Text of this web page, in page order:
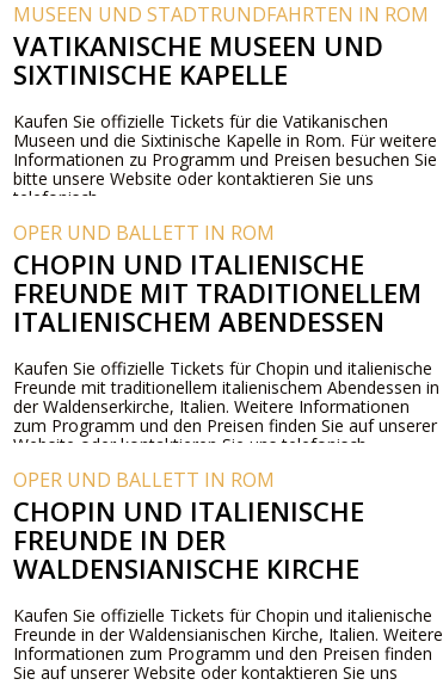
MUSEEN UND STADTRUNDFAHRTEN IN ROM
VATIKANISCHE MUSEEN UND
SIXTINISCHE KAPELLE
Kaufen Sie offizielle Tickets für die Vatikanischen
Museen und die Sixtinische Kapelle in Rom. Für weitere
Informationen zu Programm und Preisen besuchen Sie
bitte unsere Website oder kontaktieren Sie uns
telefonisch.
OPER UND BALLETT IN ROM
CHOPIN UND ITALIENISCHE
FREUNDE MIT TRADITIONELLEM
ITALIENISCHEM ABENDESSEN
Kaufen Sie offizielle Tickets für Chopin und italienische
Freunde mit traditionellem italienischem Abendessen in
der Waldenserkirche, Italien. Weitere Informationen
zum Programm und den Preisen finden Sie auf unserer
Website oder kontaktieren Sie uns telefonisch.
OPER UND BALLETT IN ROM
CHOPIN UND ITALIENISCHE
FREUNDE IN DER
WALDENSIANISCHE KIRCHE
Kaufen Sie offizielle Tickets für Chopin und italienische
Freunde in der Waldensianischen Kirche, Italien. Weitere
Informationen zum Programm und den Preisen finden
Sie auf unserer Website oder kontaktieren Sie uns